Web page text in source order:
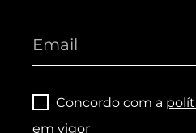
Concordo com a
em vigor